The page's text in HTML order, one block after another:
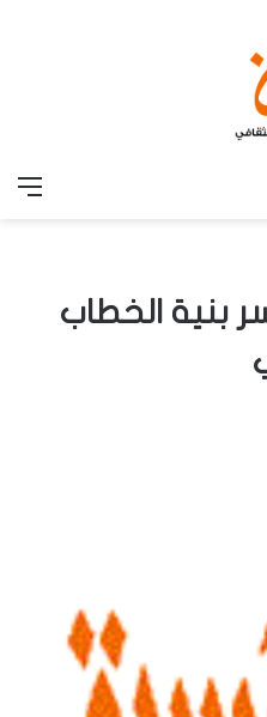
بنية الخطاب